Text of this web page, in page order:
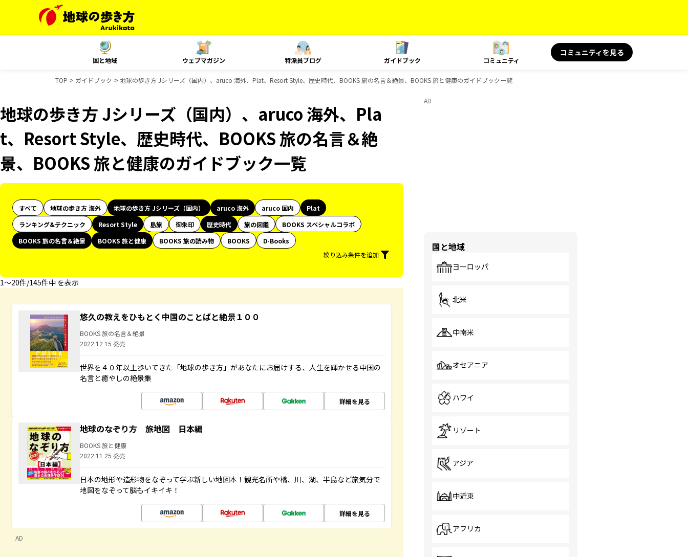
国と地域 ウェブマガジン 特派員ブログ ガイドブック コミュニティ
コミュニティを見る
TOP ガイドブック 地球の歩き方 Jシリーズ（国内）、aruco 海外、Plat、Resort Style、歴史時代、BOOKS 旅の名言＆絶景、BOOKS 旅と健康のガイドブック一覧
地球の歩き方 Jシリーズ（国内）、aruco 海外、Pla
t、Resort Style、歴史時代、BOOKS 旅の名言＆絶
景、BOOKS 旅と健康のガイドブック一覧
すべて 地球の歩き方 海外 地球の歩き方 Jシリーズ（国内） aruco 海外 aruco 国内
Plat
ランキング&テクニック
Resort Style 島旅 御朱印 歴史時代 旅の図鑑
BOOKS スペシャルコラボ
BOOKS 旅の名言＆絶景
BOOKS 旅と健康 BOOKS 旅の読み物 BOOKS
D-Books
絞り込み条件を追加
1〜20件/145件中 を表示
悠久の教えをひもとく中国のことばと絶景１００
BOOKS 旅の名言＆絶景
2022.12.15 発売
世界を４０年以上歩いてきた「地球の歩き方」があなたにお届けする、人生を輝かせる中国の
名言と癒やしの絶景集
詳細を見る
地球のなぞり方 旅地図 日本編
BOOKS 旅と健康
2022.11.25 発売
日本の地形や造形物をなぞって学ぶ新しい地図本！観光名所や橋、川、湖、半島など旅気分で
地図をなぞって脳もイキイキ！
詳細を見る
AD
AD
国と地域
ヨーロッパ
北米
中南米
オセアニア
ハワイ
リゾート
アジア
中近東
アフリカ